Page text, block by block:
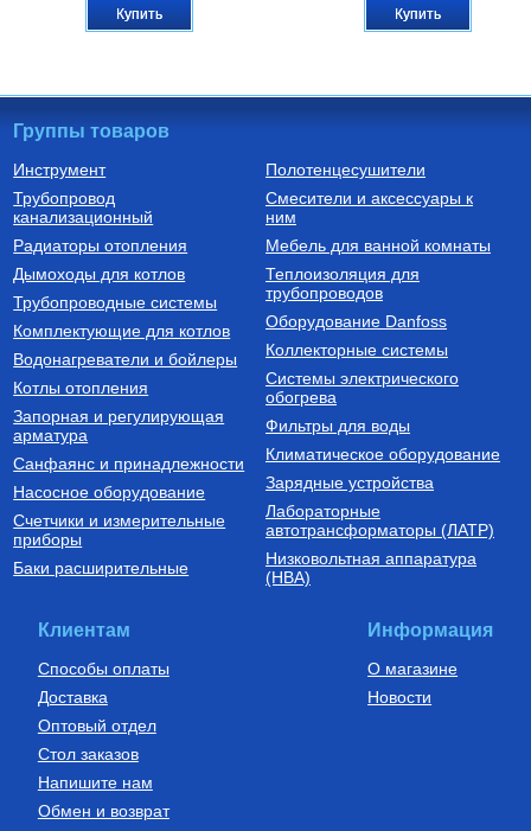
Купить Купить
Автоматика для насосов
2200 Вт FIL-10 2,2 кВт
(инвертор) с датчиком
9 750Руб.
Купить
Котлы газовые настенные
Котел газовый настенный
двухконтурный CARES X 24
CF, арт. 3300888
60 510Руб.
Установки канализационные
SANIVORT 405 М (боковой
14 390Руб.
Купить
Бойлеры (водонагреватели
косвенного нагрева)
Водонагреватель (бойлер)
61 380Руб.
Купить
Группы товаров
Инструмент
Трубопровод
канализационный
Радиаторы отопления
Дымоходы для котлов
Трубопроводные системы
Комплектующие для котлов
Водонагреватели и бойлеры
Котлы отопления
Запорная и регулирующая
арматура
Санфаянс и принадлежности
Насосное оборудование
Счетчики и измерительные
приборы
Баки расширительные
Полотенцесушители
Смесители и аксессуары к
ним
Мебель для ванной комнаты
Теплоизоляция для
трубопроводов
Оборудование Danfoss
Коллекторные системы
Системы электрического
обогрева
Фильтры для воды
Климатическое оборудование
Зарядные устройства
Лабораторные
автотрансформаторы (ЛАТР)
Низковольтная аппаратура
(НВА)
Клиентам
Способы оплаты
Доставка
Оптовый отдел
Стол заказов
Напишите нам
Обмен и возврат
Информация
О магазине
Новости